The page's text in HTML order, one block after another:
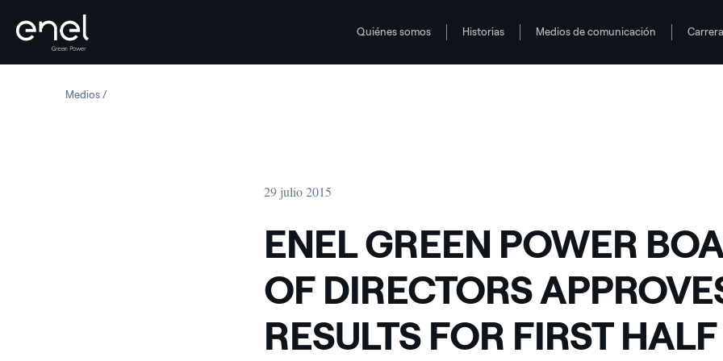
Quiénes somos Historias Medios de comunicación
MediosENEL GREEN POWER BOARD OF DIRECTORS APPROVES RESULTS FOR FIRST HALF OF 2015
29 julio 2015
ENEL GREEN POWER
OF DIRECTORS
RESULTS FOR FIRST